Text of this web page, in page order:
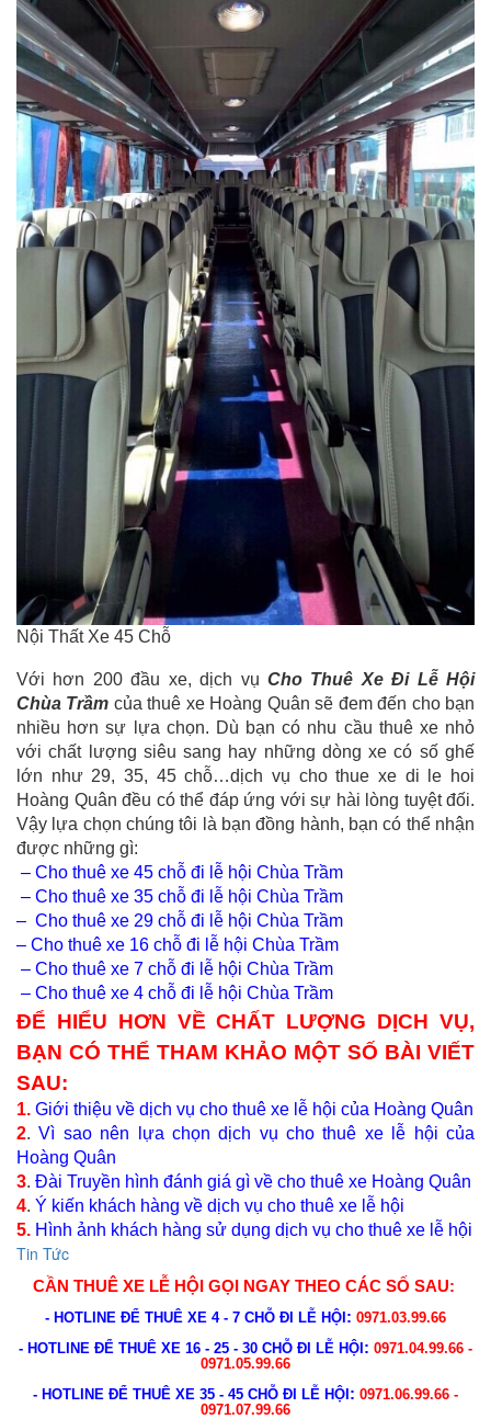
Nội Thất Xe 45 Chỗ
Với hơn 200 đầu xe, dịch vụ Cho Thuê Xe Đi Lễ Hội
Chùa Trầm của thuê xe Hoàng Quân sẽ đem đến cho bạn
nhiều hơn sự lựa chọn. Dù bạn có nhu cầu thuê xe nhỏ
với chất lượng siêu sang hay những dòng xe có số ghế
lớn như 29, 35, 45 chỗ…dịch vụ cho thue xe di le hoi
Hoàng Quân đều có thể đáp ứng với sự hài lòng tuyệt đối.
Vậy lựa chọn chúng tôi là bạn đồng hành, bạn có thể nhận
được những gì:
– Cho thuê xe 45 chỗ đi lễ hội Chùa Trầm
– Cho thuê xe 35 chỗ đi lễ hội Chùa Trầm
– Cho thuê xe 29 chỗ đi lễ hội Chùa Trầm
– Cho thuê xe 16 chỗ đi lễ hội Chùa Trầm
– Cho thuê xe 7 chỗ đi lễ hội Chùa Trầm
– Cho thuê xe 4 chỗ đi lễ hội Chùa Trầm
ĐỂ HIỂU HƠN VỀ CHẤT LƯỢNG DỊCH VỤ,
BẠN CÓ THỂ THAM KHẢO MỘT SỐ BÀI VIẾT
SAU:
1. Giới thiệu về dịch vụ cho thuê xe lễ hội của Hoàng Quân
2.Vì sao nên lựa chọn dịch vụ cho thuê xe lễ hội của
Hoàng Quân
3. Đài Truyền hình đánh giá gì về cho thuê xe Hoàng Quân
4. Ý kiến khách hàng về dịch vụ cho thuê xe lễ hội
5. Hình ảnh khách hàng sử dụng dịch vụ cho thuê xe lễ hội
Tin Tức
CẦN THUÊ XE LỄ HỘIGỌI NGAY THEO CÁC SỐ SAU:
- HOTLINE ĐỂ THUÊ XE 4 - 7 CHỖ ĐI LỄ HỘI : 0971.03.99.66
- HOTLINE ĐỂ THUÊ XE 16 - 25 - 30 CHỖ ĐI LỄ HỘI : 0971.04.99.66 -
0971.05.99.66
- HOTLINE ĐỂ THUÊ XE 35 - 45 CHỖ ĐI LỄ HỘI : 0971.06.99.66 -
0971.07.99.66